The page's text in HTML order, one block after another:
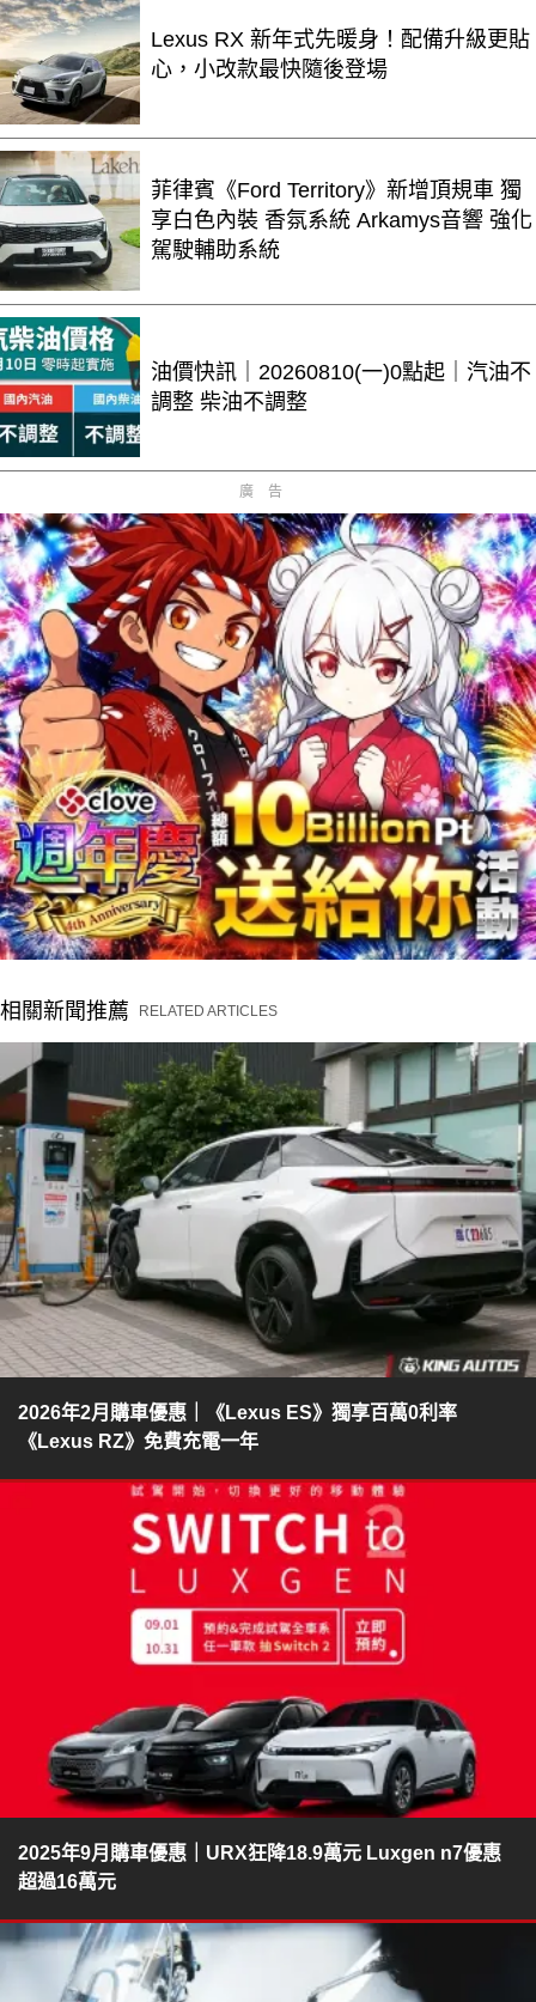
Lexus RX 新年式先暖身！配備升級更貼
心，小改款最快隨後登場
菲律賓《Ford Territory》新增頂規車 獨
享白色內裝 香氛系統 Arkamys音響 強化
駕駛輔助系統
油價快訊｜20260810(一)0點起｜汽油不
調整 柴油不調整
廣告
相關新聞推薦 RELATED ARTICLES
2026年2月購車優惠｜《Lexus ES》獨享百萬0利率
《Lexus RZ》免費充電一年
2025年9月購車優惠｜URX狂降18.9萬元 Luxgen n7優惠
超過16萬元